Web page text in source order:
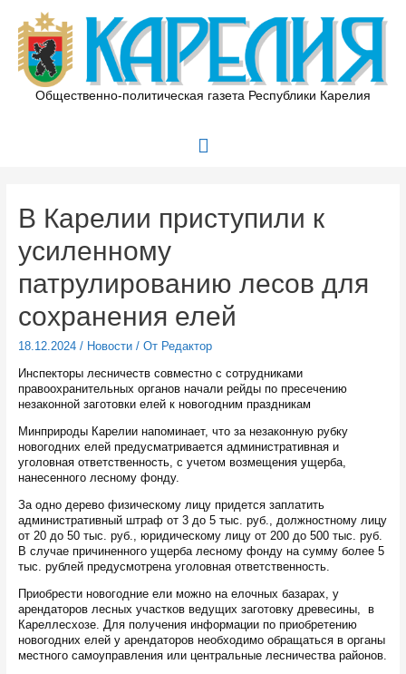
содержимому
Общественно-политическая газета Республики Карелия
Главное
В Карелии приступили к
усиленному
патрулированию лесов для
сохранения елей
18.12.2024/ Новости/ От Редактор
Инспекторы лесничеств совместно с сотрудниками
правоохранительных органов начали рейды по пресечению
незаконной заготовки елей к новогодним праздникам
Минприроды Карелии напоминает, что за незаконную рубку
новогодних елей предусматривается административная и
уголовная ответственность, с учетом возмещения ущерба,
нанесенного лесному фонду.
За одно дерево физическому лицу придется заплатить
административный штраф от 3 до 5 тыс. руб., должностному лицу
от 20 до 50 тыс. руб., юридическому лицу от 200 до 500 тыс. руб.
В случае причиненного ущерба лесному фонду на сумму более 5
тыс. рублей предусмотрена уголовная ответственность.
Приобрести новогодние ели можно на елочных базарах, у
арендаторов лесных участков ведущих заготовку древесины, в
Кареллесхозе. Для получения информации по приобретению
новогодних елей у арендаторов необходимо обращаться в органы
местного самоуправления или центральные лесничества районов.